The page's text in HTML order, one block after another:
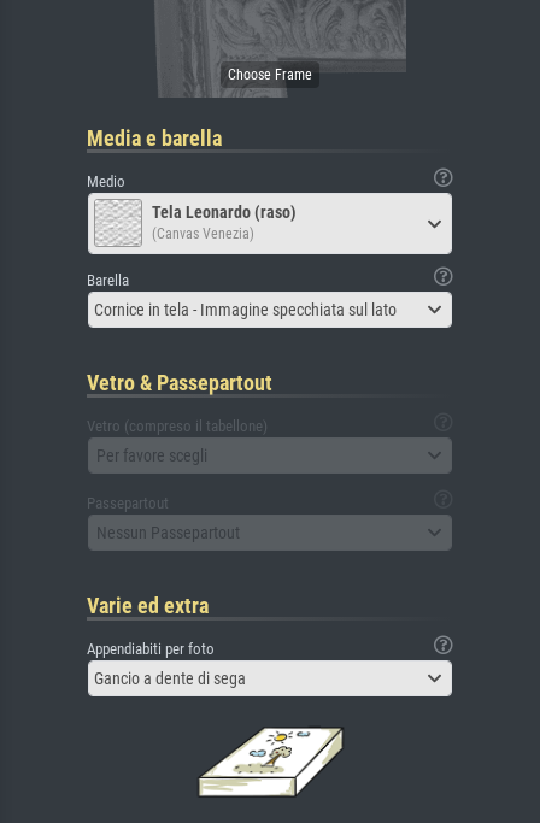
Media e barella
Medio
Tela Leonardo (raso)
(Canvas Venezia)
Barella
Cornice in tela - Immagine specchiata sul lato
Vetro & Passepartout
Vetro (compreso il tabellone)
Per favore scegli
Passepartout
Nessun Passepartout
Varie ed extra
Appendiabiti per foto
Gancio a dente di sega